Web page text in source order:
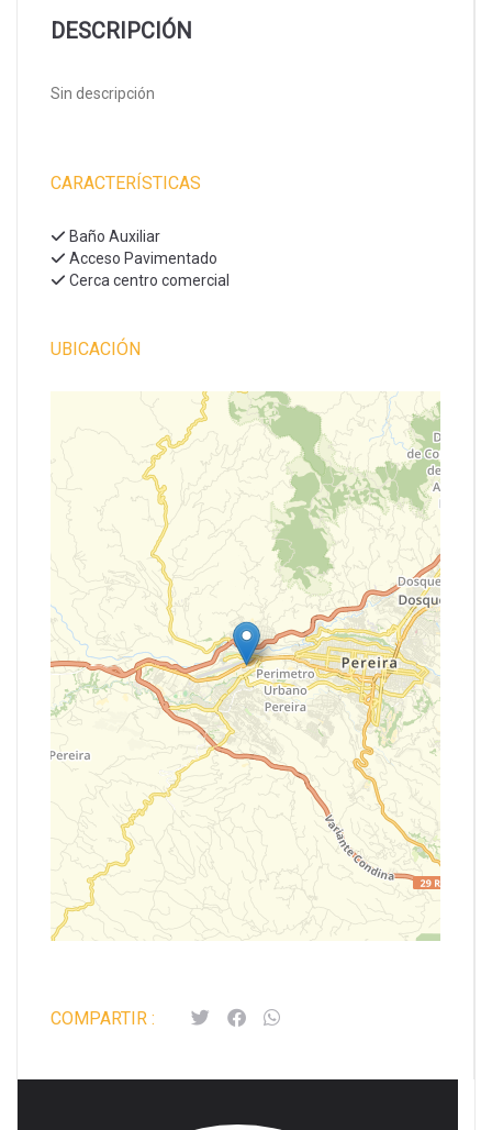
DESCRIPCIÓN
Sin descripción
CARACTERÍSTICAS
Baño Auxiliar
Acceso Pavimentado
Cerca centro comercial
UBICACIÓN
| Map data © contributors, CC-BY-SA
COMPARTIR :